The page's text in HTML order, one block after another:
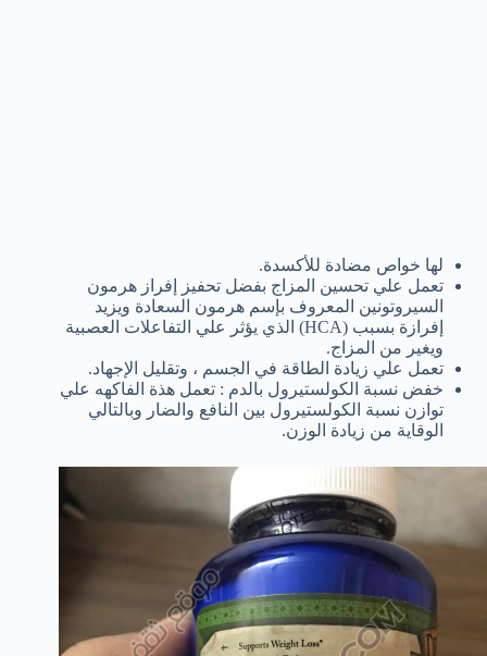
لها خواص مضادة للأكسدة.
تعمل علي تحسين المزاج بفضل تحفيز إفراز هرمون
السيروتونين المعروف بإسم هرمون السعادة ويزيد
إفرازة بسبب (HCA) الذي يؤثر علي التفاعلات العصبية
ويغير من المزاج.
تعمل علي زيادة الطاقة في الجسم ، وتقليل الإجهاد.
خفض نسبة الكولستيرول بالدم : تعمل هذة الفاكهه علي
توازن نسبة الكولستيرول بين النافع والضار وبالتالي
الوقاية من زيادة الوزن.